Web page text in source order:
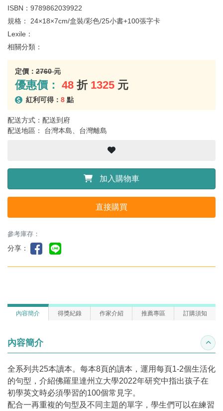
ISBN： 9789862039922
規格： 24×18×7cm/盒裝/彩色/25小書+100張字卡
Lexile：
相關分類：
定價： 2760 元
優惠價： 48 折 1325 元
紅利可得： 8 點
配送方式：配送到府
配送地區： 台灣本島、台灣離島
加入購物車
直接購買
參考庫存：
分享：
內容簡介 得獎紀錄 作家介紹 推薦專區 訂購須知
內容簡介 收合
全系列共25本讀本。每本8頁的讀本，運用每頁1-2個生活化
的句型，介紹佛羅里達州立大學2022年研究中指出孩子在
初學英文時必須學習的100個常見字。
配合一再重複的句型及不同主題的單字，學生們可以在練習